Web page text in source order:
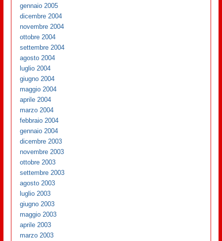
gennaio 2005
dicembre 2004
novembre 2004
ottobre 2004
settembre 2004
agosto 2004
luglio 2004
giugno 2004
maggio 2004
aprile 2004
marzo 2004
febbraio 2004
gennaio 2004
dicembre 2003
novembre 2003
ottobre 2003
settembre 2003
agosto 2003
luglio 2003
giugno 2003
maggio 2003
aprile 2003
marzo 2003